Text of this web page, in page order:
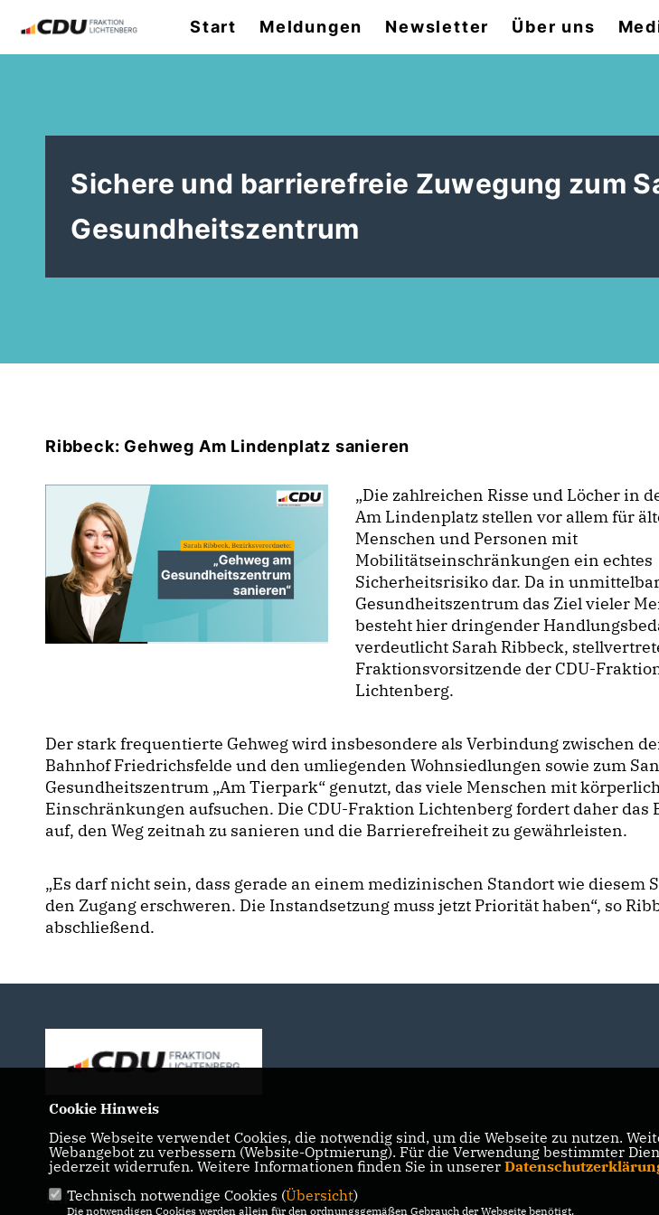
Start Meldungen Newsletter Über uns
Sichere und barrierefreie Zuwegung zum
Gesundheitszentrum
Ribbeck: Gehweg Am Lindenplatz sanieren
Die zahlreichen Risse und Löcher in
Am Lindenplatz stellen vor allem für
Menschen und Personen mit
Mobilitätseinschränkungen ein echtes
Sicherheitsrisiko dar. Da in
Gesundheitszentrum das Ziel vieler
besteht hier dringender
verdeutlicht Sarah Ribbeck,
Fraktionsvorsitzende der CDU-
Lichtenberg.
Der stark frequentierte Gehweg wird insbesondere als Verbindung zwischen
Bahnhof Friedrichsfelde und den umliegenden Wohnsiedlungen sowie zum
Gesundheitszentrum „Am Tierpark“ genutzt, das viele Menschen mit
Einschränkungen aufsuchen. Die CDU-Fraktion Lichtenberg fordert daher das
auf, den Weg zeitnah zu sanieren und die Barrierefreiheit zu gewährleisten.
Es darf nicht sein, dass gerade an einem medizinischen Standort wie diesem
den Zugang erschweren. Die Instandsetzung muss jetzt Priorität haben“, so
abschließend.
IMPRESSUM DATENSCHUTZ KONTAKT
Cookie Hinweis
Diese Webseite verwendet Cookies, die notwendig sind, um die Webseite zu nutzen.
Webangebot zu verbessern (Website-Optmierung). Für die Verwendung bestimmter
jederzeit widerrufen. Weitere Informationen finden Sie in unserer
Technisch notwendige Cookies (Übersicht)
Die notwendigen Cookies werden allein für den ordnungsgemäßen Gebrauch der Webseite benötigt.